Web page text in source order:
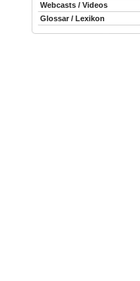
Webcasts / Videos
Glossar / Lexikon